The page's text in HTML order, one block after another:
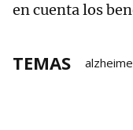
en cuenta los
TEMAS